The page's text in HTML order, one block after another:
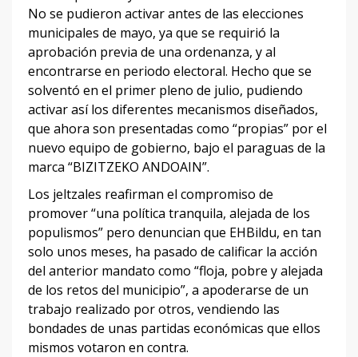
No se pudieron activar antes de las elecciones
municipales de mayo, ya que se requirió la
aprobación previa de una ordenanza, y al
encontrarse en periodo electoral. Hecho que se
solventó en el primer pleno de julio, pudiendo
activar así los diferentes mecanismos diseñados,
que ahora son presentadas como “propias” por el
nuevo equipo de gobierno, bajo el paraguas de la
marca “BIZITZEKO ANDOAIN”.
Los jeltzales reafirman el compromiso de
promover “una política tranquila, alejada de los
populismos” pero denuncian que EHBildu, en tan
solo unos meses, ha pasado de calificar la acción
del anterior mandato como “floja, pobre y alejada
de los retos del municipio”, a apoderarse de un
trabajo realizado por otros, vendiendo las
bondades de unas partidas económicas que ellos
mismos votaron en contra.